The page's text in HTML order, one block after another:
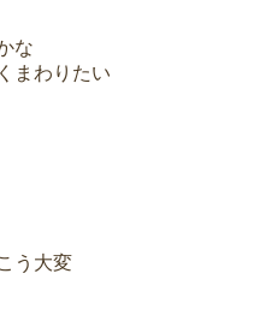
な
まわりたい
う大変